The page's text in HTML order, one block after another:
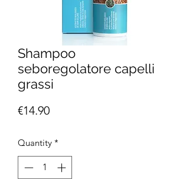
Shampoo
seboregolatore capelli
grassi
€14.90Price
Quantity *